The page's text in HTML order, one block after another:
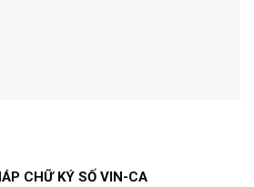
CHỮ KÝ SỐ VIN-CA